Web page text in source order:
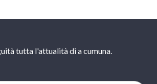
tutta l'attualità di a cumuna.